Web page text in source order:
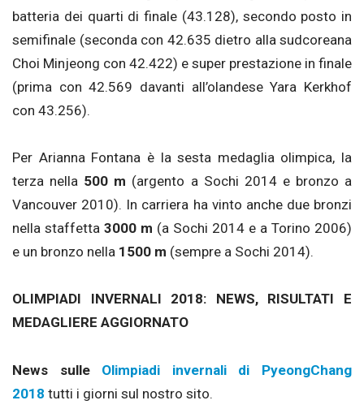
batteria dei quarti di finale (43.128), secondo posto in
semifinale (seconda con 42.635 dietro alla sudcoreana
Choi Minjeong con 42.422) e super prestazione in finale
(prima con 42.569 davanti all’olandese Yara Kerkhof
con 43.256).
Per Arianna Fontana è la sesta medaglia olimpica, la
terza nella 500 m (argento a Sochi 2014 e bronzo a
Vancouver 2010). In carriera ha vinto anche due bronzi
nella staffetta 3000 m (a Sochi 2014 e a Torino 2006)
e un bronzo nella 1500 m (sempre a Sochi 2014).
OLIMPIADI INVERNALI 2018: NEWS, RISULTATI E
MEDAGLIERE AGGIORNATO
News sulle Olimpiadi invernali di PyeongChang
2018 tutti i giorni sul nostro sito.